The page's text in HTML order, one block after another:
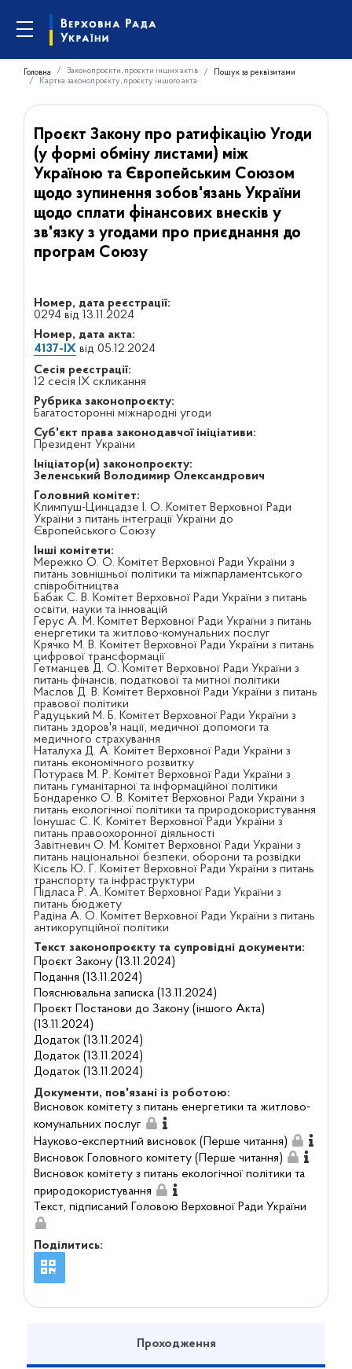
Головна Законопроєкти, проєкти інших актів
Пошук за реквізитами
Картка законопроєкту, проєкту іншого акта
Проєкт Закону про ратифікацію Угоди
(у формі обміну листами) між
Україною та Європейським Союзом
щодо зупинення зобов'язань України
щодо сплати фінансових внесків у
зв'язку з угодами про приєднання до
програм Союзу
Номер, дата реєстрації:
0294 від 13.11.2024
Номер, дата акта:
4137-IXвід 05.12.2024
Сесія реєстрації:
12 сесія IX скликання
Рубрика законопроєкту:
Багатосторонні міжнародні угоди
Суб'єкт права законодавчої ініціативи:
Президент України
Ініціатор(и) законопроєкту:
Зеленський Володимир Олександрович
Головний комітет:
Климпуш-Цинцадзе І. О. Комітет Верховної Ради
України з питань інтеграції України до
Європейського Союзу
Інші комітети:
Мережко О. О. Комітет Верховної Ради України з
питань зовнішньої політики та міжпарламентського
співробітництва
Бабак С. В. Комітет Верховної Ради України з питань
освіти, науки та інновацій
Герус А. М. Комітет Верховної Ради України з питань
енергетики та житлово-комунальних послуг
Крячко М. В. Комітет Верховної Ради України з питань
цифрової трансформації
Гетманцев Д. О. Комітет Верховної Ради України з
питань фінансів, податкової та митної політики
Маслов Д. В. Комітет Верховної Ради України з питань
правової політики
Радуцький М. Б. Комітет Верховної Ради України з
питань здоров'я нації, медичної допомоги та
медичного страхування
Наталуха Д. А. Комітет Верховної Ради України з
питань економічного розвитку
Потураєв М. Р. Комітет Верховної Ради України з
питань гуманітарної та інформаційної політики
Бондаренко О. В. Комітет Верховної Ради України з
питань екологічної політики та природокористування
Іонушас С. К. Комітет Верховної Ради України з
питань правоохоронної діяльності
Завітневич О. М. Комітет Верховної Ради України з
питань національної безпеки, оборони та розвідки
Кісєль Ю. Г. Комітет Верховної Ради України з питань
транспорту та інфраструктури
Підласа Р. А. Комітет Верховної Ради України з
питань бюджету
Радіна А. О. Комітет Верховної Ради України з питань
антикорупційної політики
Текст законопроєкту та супровідні документи:
Проєкт Закону (13.11.2024)
Подання (13.11.2024)
Пояснювальна записка (13.11.2024)
Проєкт Постанови до Закону (іншого Акта)
(13.11.2024)
Додаток (13.11.2024)
Додаток (13.11.2024)
Додаток (13.11.2024)
Документи, пов'язані із роботою:
Висновок комітету з питань енергетики та житлово-
комунальних послуг
Науково-експертний висновок (Перше читання)
Висновок Головного комітету (Перше читання)
Висновок комітету з питань екологічної політики та
природокористування
Текст, підписаний Головою Верховної Ради України
Поділитись:
Проходження